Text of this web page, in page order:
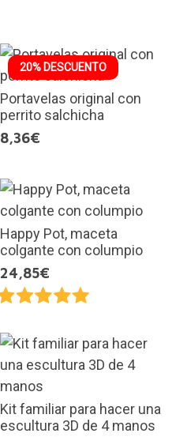
20% DESCUENTO
Portavelas original con
perrito salchicha
8,36€
Happy Pot, maceta
colgante con columpio
24,85€
Kit familiar para hacer una
escultura 3D de 4 manos